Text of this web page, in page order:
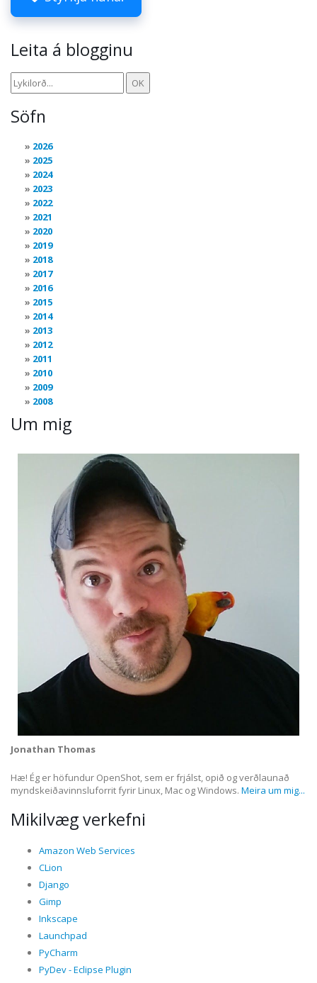
Leita á blogginu
Söfn
2026
2025
2024
2023
2022
2021
2020
2019
2018
2017
2016
2015
2014
2013
2012
2011
2010
2009
2008
Um mig
Jonathan Thomas
Hæ! Ég er höfundur OpenShot, sem er frjálst, opið og verðlaunað
myndskeiðavinnsluforrit fyrir Linux, Mac og Windows. Meira um mig...
Mikilvæg verkefni
Amazon Web Services
CLion
Django
Gimp
Inkscape
Launchpad
PyCharm
PyDev - Eclipse Plugin